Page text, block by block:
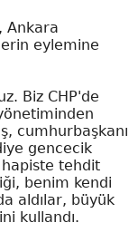
Ankara
eylemine
Biz CHP'de
cumhurbaşkanı
gencecik
tehdit
benim kendi
aldılar, büyük
kullandı.